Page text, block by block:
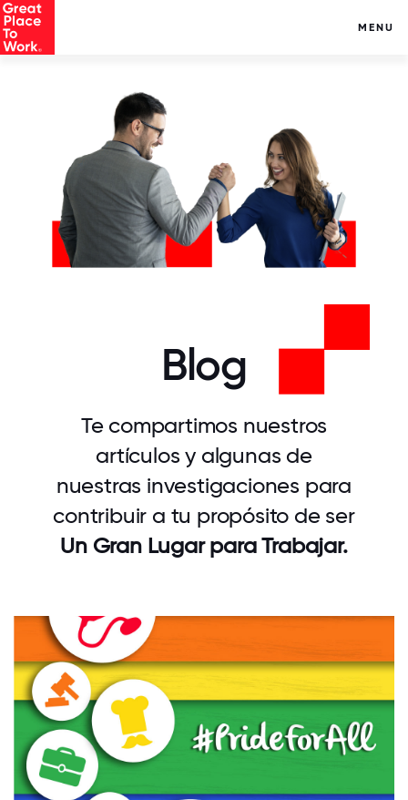
MENU
Blog
Te compartimos nuestros
artículos y algunas de
nuestras investigaciones para
contribuir a tu propósito de ser
Un Gran Lugar para Trabajar.